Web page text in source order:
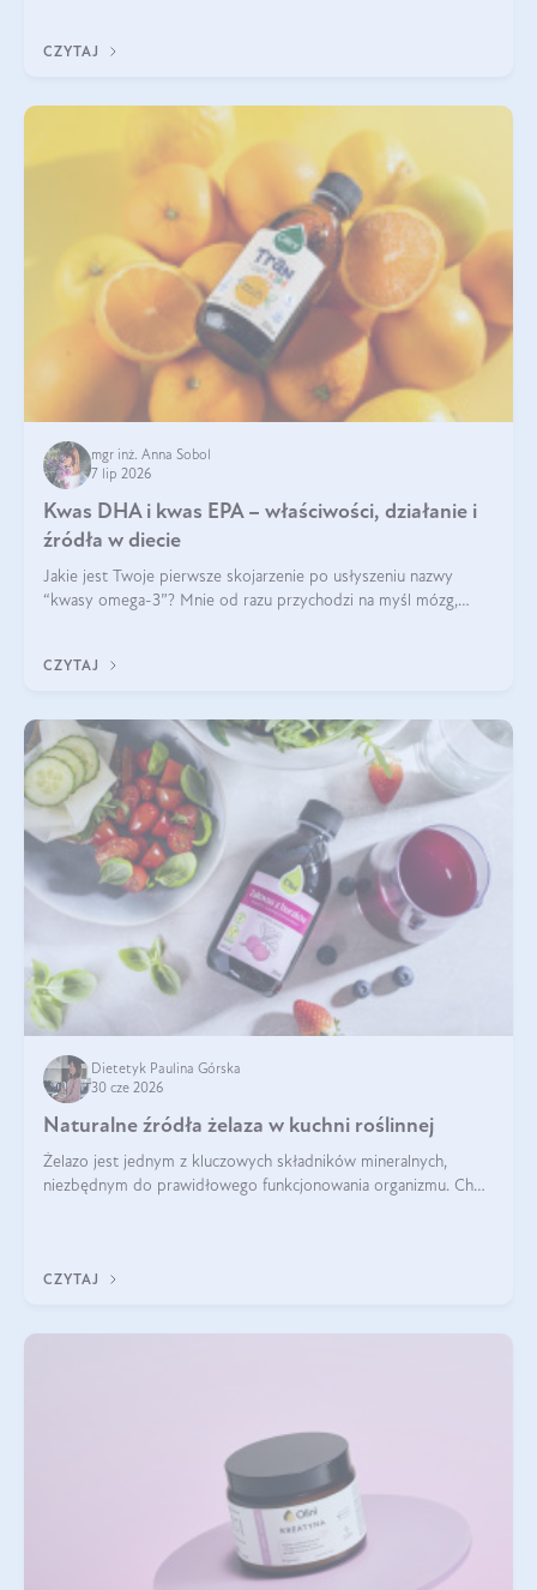
CZYTAJ
mgr inż. Anna Sobol
7 lip 2026
Kwas DHA i kwas EPA – właściwości, działanie i
źródła w diecie
Jakie jest Twoje pierwsze skojarzenie po usłyszeniu nazwy
“kwasy omega-3”? Mnie od razu przychodzi na myśl mózg,
EPA.
CZYTAJ
Dietetyk Paulina Górska
30 cze 2026
Naturalne źródła żelaza w kuchni roślinnej
Żelazo jest jednym z kluczowych składników mineralnych,
niezbędnym do prawidłowego funkcjonowania organizmu. Choć
CZYTAJ